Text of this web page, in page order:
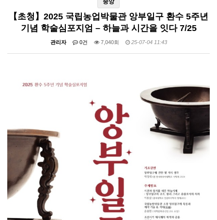
중앙
【초청】2025 국립농업박물관 앙부일구 환수 5주년
기념 학술심포지엄 – 하늘과 시간을 잇다 7/25
관리자 0건 7,040회 25-07-04 11:43